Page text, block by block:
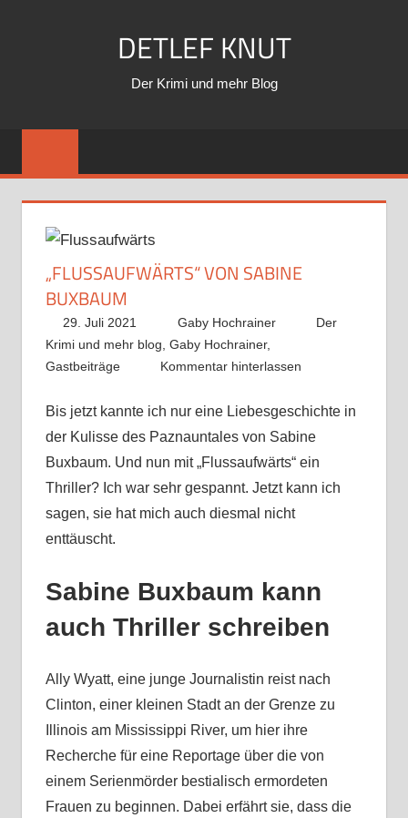
DETLEF KNUT
Der Krimi und mehr Blog
„FLUSSAUFWÄRTS“ VON SABINE
BUXBAUM
29. Juli 2021 Gaby Hochrainer
Der
Krimi und mehr blog, Gaby Hochrainer,
Gastbeiträge
Kommentar hinterlassen
Bis jetzt kannte ich nur eine Liebesgeschichte in
der Kulisse des Paznauntales von Sabine
Buxbaum. Und nun mit „Flussaufwärts“ ein
Thriller? Ich war sehr gespannt. Jetzt kann ich
sagen, sie hat mich auch diesmal nicht
enttäuscht.
Sabine Buxbaum kann
auch Thriller schreiben
Ally Wyatt, eine junge Journalistin reist nach
Clinton, einer kleinen Stadt an der Grenze zu
Illinois am Mississippi River, um hier ihre
Recherche für eine Reportage über die von
einem Serienmörder bestialisch ermordeten
Frauen zu beginnen. Dabei erfährt sie, dass die